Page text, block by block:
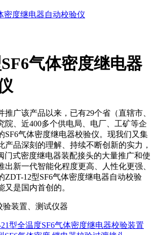
气体密度继电器
推广该产品以来，已有29个省（直辖市、
院、近400多个供电局、电厂、工矿等企
SF6气体密度继电器校验仪。现我们又集
产品深刻的理解、持续不断创新的实力，
门式密度继电器装配接头的大量推广和使
出新一代智能化程度更高、人性化更强、
ZDT-12型SF6气体密度继电器自动校验
又是国内首创的。
验装置、测试仪器
型全温度SF6气体密度继电器校验装置